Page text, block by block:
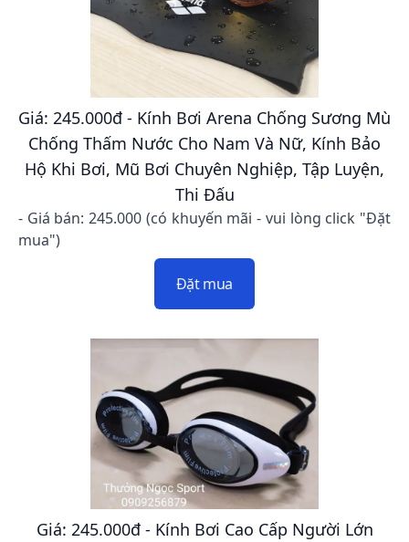
Giá: 245.000đ - Kính Bơi Arena Chống Sương Mù
Chống Thấm Nước Cho Nam Và Nữ, Kính Bảo
Hộ Khi Bơi, Mũ Bơi Chuyên Nghiệp, Tập Luyện,
Thi Đấu
- Giá bán: 245.000 (có khuyến mãi - vui lòng click "Đặt
mua")
Đặt mua
Giá: 245.000đ - Kính Bơi Cao Cấp Người Lớn